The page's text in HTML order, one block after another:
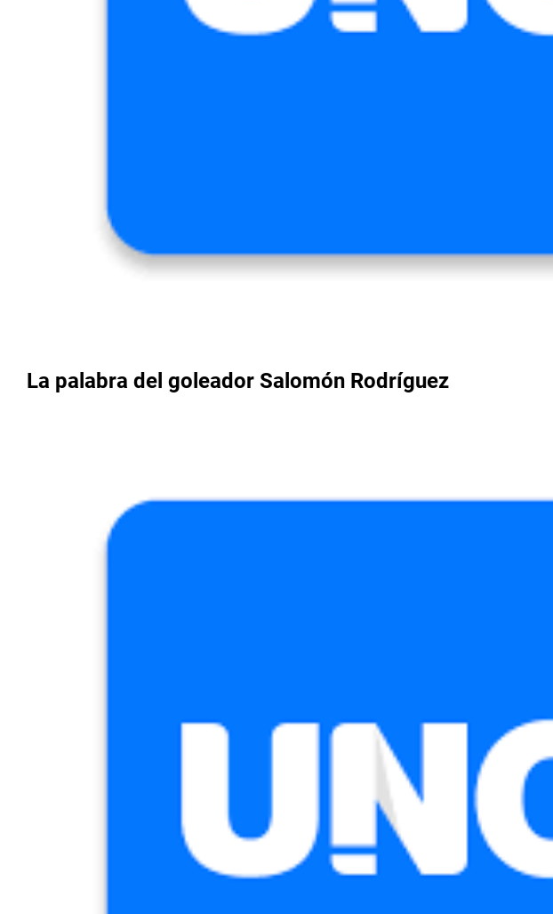
La palabra del goleador Salomón Rodríguez